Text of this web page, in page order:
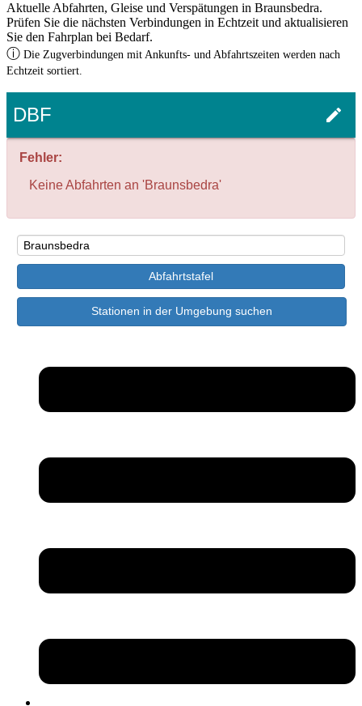
Aktuelle Abfahrten, Gleise und Verspätungen in Braunsbedra.
Prüfen Sie die nächsten Verbindungen in Echtzeit und aktualisieren
Sie den Fahrplan bei Bedarf.
ⓘ Die Zugverbindungen mit Ankunfts- und Abfahrtszeiten werden nach
Echtzeit sortiert.